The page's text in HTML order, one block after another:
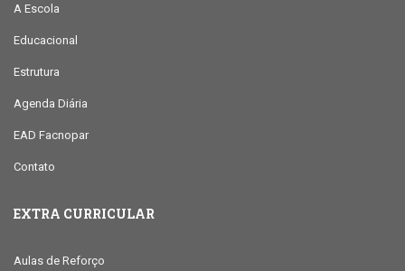
A Escola
Educacional
Estrutura
Agenda Diária
EAD Facnopar
Contato
EXTRA CURRICULAR
Aulas de Reforço